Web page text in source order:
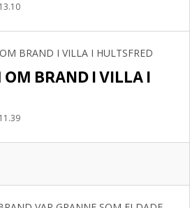
BRAND I VILLA I